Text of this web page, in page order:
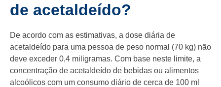
de acetaldeído?
De acordo com as estimativas, a dose diária de
acetaldeído para uma pessoa de peso normal (70 kg) não
deve exceder 0,4 miligramas. Com base neste limite, a
concentração de acetaldeído de bebidas ou alimentos
alcoólicos com um consumo diário de cerca de 100 ml